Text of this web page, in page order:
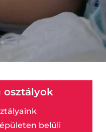
osztályok
belüli